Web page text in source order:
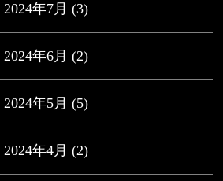
2024年7月 (3)
2024年6月 (2)
2024年5月 (5)
2024年4月 (2)